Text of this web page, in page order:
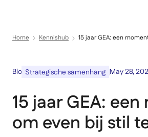
Home Kennishub 15 jaar GEA: een
BlogStrategische samenhang May 28,
15 jaar GEA:
om even bij stil